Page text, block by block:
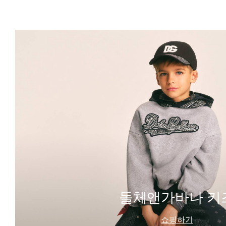
돌체앤가바나 키
쇼핑하기